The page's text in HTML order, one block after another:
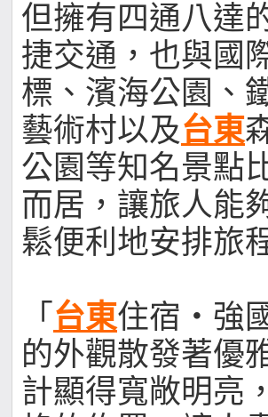
但擁有四通八達
捷交通，也與國
標、濱海公園、
藝術村以及台東
公園等知名景點
而居，讓旅人能
鬆便利地安排旅
「 台東住宿‧強
的外觀散發著優
計顯得寬敞明亮